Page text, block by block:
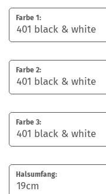
Farbe 1:
Farbe 2:
Farbe 3:
Halsumfang: